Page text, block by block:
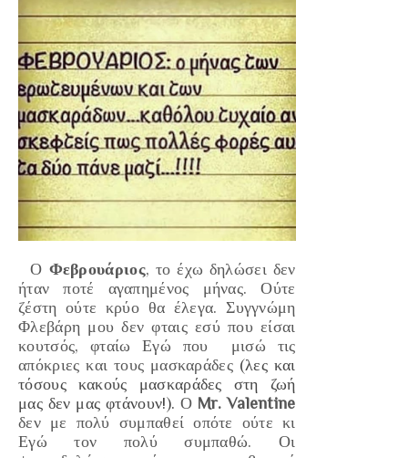
Ο Φεβρουάριος, το έχω δηλώσει δεν
ήταν ποτέ αγαπημένος μήνας. Ούτε
ζέστη ούτε κρύο θα έλεγα. Συγγνώμη
Φλεβάρη μου δεν φταις εσύ που είσαι
κουτσός, φταίω Εγώ που μισώ τις
απόκριες και τους μασκαράδες (λες και
τόσους κακούς μασκαράδες στη ζωή
μας δεν μας φτάνουν!).Ο Mr. Valentine
δεν με πολύ συμπαθεί οπότε ούτε κι
Εγώ τον πολύ συμπαθώ. Οι